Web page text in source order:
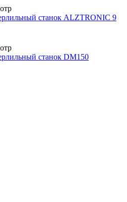
станок ALZTRONIC 9
станок DM150